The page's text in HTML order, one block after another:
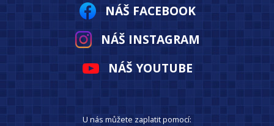
NÁŠ FACEBOOK
NÁŠ INSTAGRAM
NÁŠ YOUTUBE
U nás můžete zaplatit pomocí: